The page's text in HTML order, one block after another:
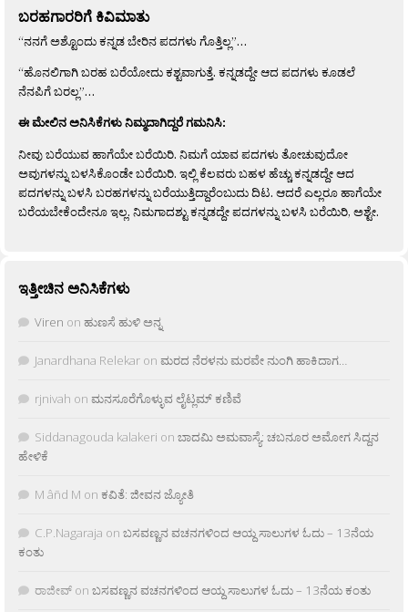
ಬರಹಗಾರರಿಗೆ ಕಿವಿಮಾತು
“ನನಗೆ ಅಶ್ಟೊಂದು ಕನ್ನಡ ಬೇರಿನ ಪದಗಳು ಗೊತ್ತಿಲ್ಲ”…
“ಹೊನಲಿಗಾಗಿ ಬರಹ ಬರೆಯೋದು ಕಶ್ಟವಾಗುತ್ತೆ. ಕನ್ನಡದ್ದೇ ಆದ ಪದಗಳು ಕೂಡಲೆ
ನೆನಪಿಗೆ ಬರಲ್ಲ”…
ಈ ಮೇಲಿನ ಅನಿಸಿಕೆಗಳು ನಿಮ್ಮದಾಗಿದ್ದರೆ ಗಮನಿಸಿ:
ನೀವು ಬರೆಯುವ ಹಾಗೆಯೇ ಬರೆಯಿರಿ. ನಿಮಗೆ ಯಾವ ಪದಗಳು ತೋಚುವುದೋ
ಅವುಗಳನ್ನು ಬಳಸಿಕೊಂಡೇ ಬರೆಯಿರಿ. ಇಲ್ಲಿ ಕೆಲವರು ಬಹಳ ಹೆಚ್ಚು ಕನ್ನಡದ್ದೇ ಆದ
ಪದಗಳನ್ನು ಬಳಸಿ ಬರಹಗಳನ್ನು ಬರೆಯುತ್ತಿದ್ದಾರೆಂಬುದು ದಿಟ. ಆದರೆ ಎಲ್ಲರೂ ಹಾಗೆಯೇ
ಬರೆಯಬೇಕೆಂದೇನೂ ಇಲ್ಲ. ನಿಮಗಾದಶ್ಟು ಕನ್ನಡದ್ದೇ ಪದಗಳನ್ನು ಬಳಸಿ ಬರೆಯಿರಿ, ಅಶ್ಟೇ.
ಇತ್ತೀಚಿನ ಅನಿಸಿಕೆಗಳು
Viren on ಹುಣಸೆ ಹುಳಿ ಅನ್ನ
Janardhana Relekar on ಮರದ ನೆರಳನು ಮರವೇ ನುಂಗಿ ಹಾಕಿದಾಗ…
rjnivah on ಮನಸೂರೆಗೊಳ್ಳುವ ಲೈಟ್ಲಮ್ ಕಣಿವೆ
Siddanagouda kalakeri on ಬಾದಮಿ ಅಮವಾಸ್ಯೆ: ಚಬನೂರ ಅಮೋಗ ಸಿದ್ದನ
ಹೇಳಿಕೆ
M âñd M on ಕವಿತೆ: ಜೀವನ ಜ್ಯೋತಿ
C.P.Nagaraja on ಬಸವಣ್ಣನ ವಚನಗಳಿಂದ ಆಯ್ದ ಸಾಲುಗಳ ಓದು – 13ನೆಯ
ಕಂತು
ರಾಜೀವ್ on ಬಸವಣ್ಣನ ವಚನಗಳಿಂದ ಆಯ್ದ ಸಾಲುಗಳ ಓದು – 13ನೆಯ ಕಂತು